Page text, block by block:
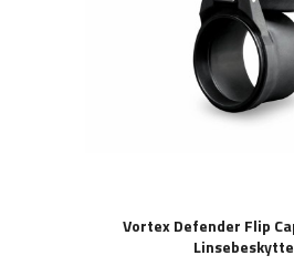
Vortex Defender Flip